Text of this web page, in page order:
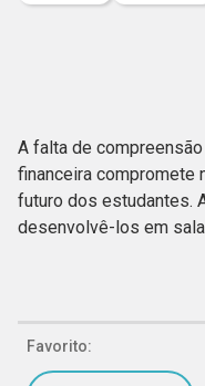
A falta de
financeira compromete
futuro dos estudantes.
desenvolvê-los em sala
Favorito: